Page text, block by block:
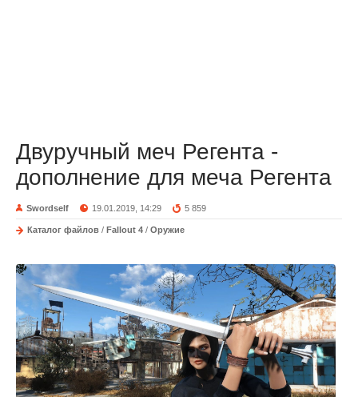
Двуручный меч Регента -
дополнение для меча Регента
Swordself 19.01.2019, 14:29 5 859
Каталог файлов / Fallout 4 / Оружие